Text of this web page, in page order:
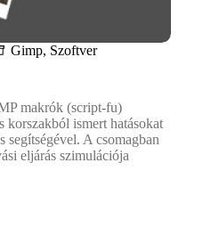
Gimp, Szoftver
makrók (script-fu)
korszakból ismert hatásokat
segítségével. A csomagban
eljárás szimulációja